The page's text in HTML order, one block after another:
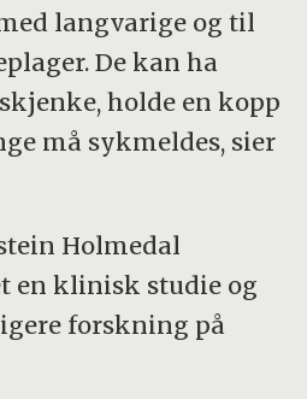
langvarige og til
De kan ha
holde en kopp
må sykmeldes, sier
Holmedal
en klinisk studie og
forskning på